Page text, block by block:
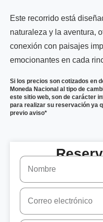
Este recorrido está
naturaleza y la aventura,
conexión con paisajes
emocionantes en cada
Si los precios son cotizados en
Moneda Nacional al tipo de
este sitio web, son de carácter
para realizar su reservación ya
previo aviso*